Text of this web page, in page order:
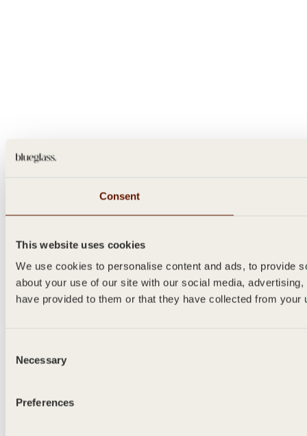
Consent
This website uses cookies
We use cookies to personalise content and ads, to provide
about your use of our site with our social media,
have provided to them or that they have collected from your
Selection
Necessary
Preferences